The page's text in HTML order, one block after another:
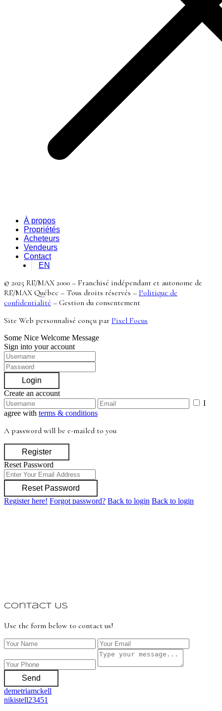
À propos
Propriétés
Acheteurs
Vendeurs
Contact
EN
© 2025 RE/MAX 2000 – Franchisé indépendant et autonome de
RE/MAX Québec – Tous droits réservés – Politique de
confidentialité – Gestion du consentement
Site Web personnalisé conçu par Pixel Focus
Some Nice Welcome Message
Sign into your account
Login
Create an account
I
agree with terms & conditions
A password will be e-mailed to you
Register
Reset Password
Reset Password
Register here! Forgot password? Back to login Back to login
Contact Us
Use the form below to contact us!
Send
demetriamckell
nikistell23451